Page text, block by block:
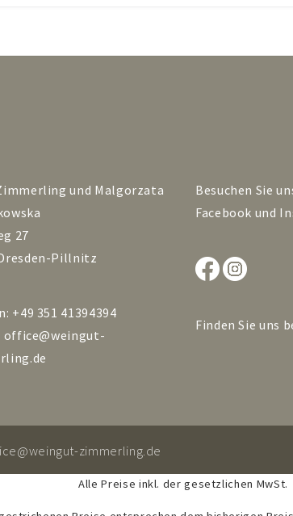
und Malgorzata
27
Pillnitz
+49 351 41394394
office@weingut-
Besuchen Sie
Facebook und
Finden Sie uns
zimmerling.de
Alle Preise inkl. der gesetzlichen MwSt.